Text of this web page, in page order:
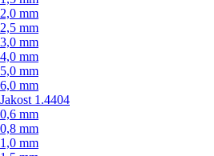
2,0 mm
2,5 mm
3,0 mm
4,0 mm
5,0 mm
6,0 mm
Jakost 1.4404
0,6 mm
0,8 mm
1,0 mm